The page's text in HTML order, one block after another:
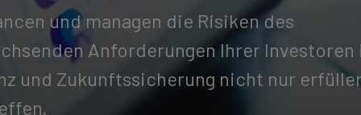
und managen die Risiken des
Anforderungen Ihrer Investoren
und Zukunftssicherung nicht nur